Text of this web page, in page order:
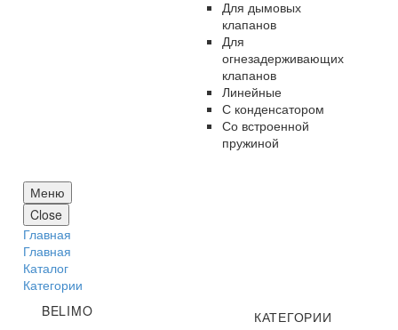
Для дымовых
клапанов
Для
огнезадерживающих
клапанов
Линейные
С конденсатором
Со встроенной
пружиной
Меню
Close
Главная
Главная
Каталог
Категории
BELIMO
КАТЕГОРИИ